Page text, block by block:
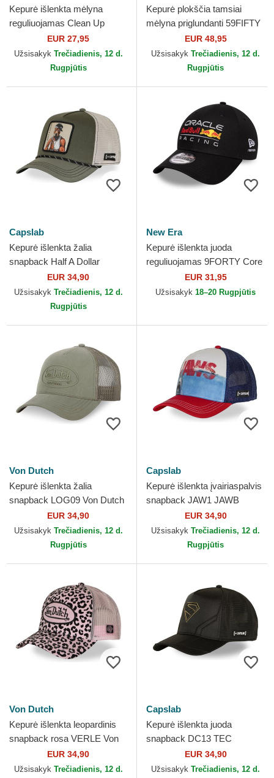
Kepurė išlenkta mėlyna
reguliuojamas Clean Up
Vapor New York Yankees
MLB 47 Brand
EUR 27,95
Užsisakyk Trečiadienis, 12 d.
Rugpjūtis
Kepurė plokščia tamsiai
mėlyna priglundanti 59FIFTY
Icon New York Yankees MLB
New Era
EUR 48,95
Užsisakyk Trečiadienis, 12 d.
Rugpjūtis
Capslab
Kepurė išlenkta žalia
snapback Half A Dollar
HALFB Hip Hop Dogz
Capslab
EUR 34,90
Užsisakyk Trečiadienis, 12 d.
Rugpjūtis
New Era
Kepurė išlenkta juoda
reguliuojamas 9FORTY Core
Red Bull Racing Formula 1
New Era
EUR 31,95
Užsisakyk 18–20 Rugpjūtis
Von Dutch
Kepurė išlenkta žalia
snapback LOG09 Von Dutch
EUR 34,90
Užsisakyk Trečiadienis, 12 d.
Rugpjūtis
Capslab
Kepurė išlenkta įvairiaspalvis
snapback JAW1 JAWB
Ryklys Capslab
EUR 34,90
Užsisakyk Trečiadienis, 12 d.
Rugpjūtis
Von Dutch
Kepurė išlenkta leopardinis
snapback rosa VERLE Von
EUR 34,90
Užsisakyk Trečiadienis, 12 d.
Capslab
Kepurė išlenkta juoda
snapback DC13 TEC
Superman DC Comics
Capslab
EUR 34,90
Užsisakyk Trečiadienis, 12 d.